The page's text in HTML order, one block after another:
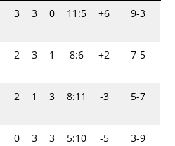
3 3 0 11:5 +6 9-3
2 3 1 8:6 +2 7-5
2 1 3 8:11 -3 5-7
0 3 3 5:10 -5 3-9